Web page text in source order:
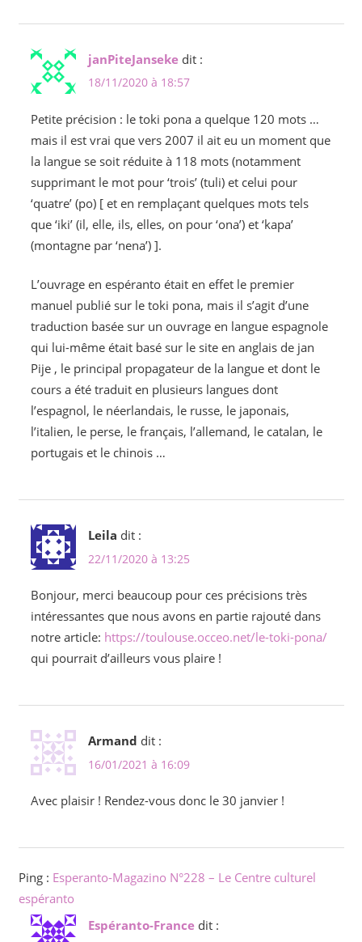
janPiteJanseke dit :
18/11/2020 à 18:57
Petite précision : le toki pona a quelque 120 mots …
mais il est vrai que vers 2007 il ait eu un moment que
la langue se soit réduite à 118 mots (notamment
supprimant le mot pour ‘trois’ (tuli) et celui pour
‘quatre’ (po) [ et en remplaçant quelques mots tels
que ‘iki’ (il, elle, ils, elles, on pour ‘ona’) et ‘kapa’
(montagne par ‘nena’) ].
L’ouvrage en espéranto était en effet le premier
manuel publié sur le toki pona, mais il s’agit d’une
traduction basée sur un ouvrage en langue espagnole
qui lui-même était basé sur le site en anglais de jan
Pije , le principal propagateur de la langue et dont le
cours a été traduit en plusieurs langues dont
l’espagnol, le néerlandais, le russe, le japonais,
l’italien, le perse, le français, l’allemand, le catalan, le
portugais et le chinois …
Leila dit :
22/11/2020 à 13:25
Bonjour, merci beaucoup pour ces précisions très
intéressantes que nous avons en partie rajouté dans
notre article: https://toulouse.occeo.net/le-toki-pona/
qui pourrait d’ailleurs vous plaire !
Armand dit :
16/01/2021 à 16:09
Avec plaisir ! Rendez-vous donc le 30 janvier !
Ping : Esperanto-Magazino N°228 – Le Centre culturel
espéranto
Espéranto-France dit :